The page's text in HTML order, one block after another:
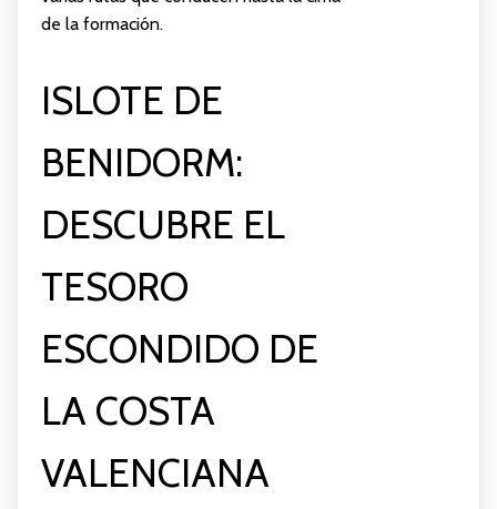
de la formación.
ISLOTE DE
BENIDORM:
DESCUBRE EL
TESORO
ESCONDIDO DE
LA COSTA
VALENCIANA